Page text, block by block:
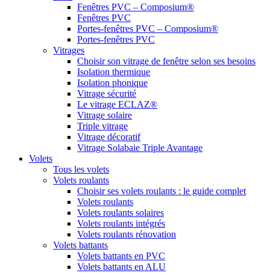
Fenêtres PVC – Composium®
Fenêtres PVC
Portes-fenêtres PVC – Composium®
Portes-fenêtres PVC
Vitrages
Choisir son vitrage de fenêtre selon ses besoins
Isolation thermique
Isolation phonique
Vitrage sécurité
Le vitrage ECLAZ®
Vitrage solaire
Triple vitrage
Vitrage décoratif
Vitrage Solabaie Triple Avantage
Volets
Tous les volets
Volets roulants
Choisir ses volets roulants : le guide complet
Volets roulants
Volets roulants solaires
Volets roulants intégrés
Volets roulants rénovation
Volets battants
Volets battants en PVC
Volets battants en ALU